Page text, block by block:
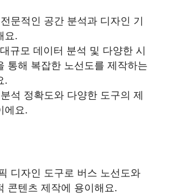
문적인 공간 분석과 디자인 기
요.
규모 데이터 분석 및 다양한 시
통해 복잡한 노선도를 제작하는
.
석 정확도와 다양한 도구의 제
에요.
디자인 도구로 버스 노선도와
콘텐츠 제작에 용이해요.